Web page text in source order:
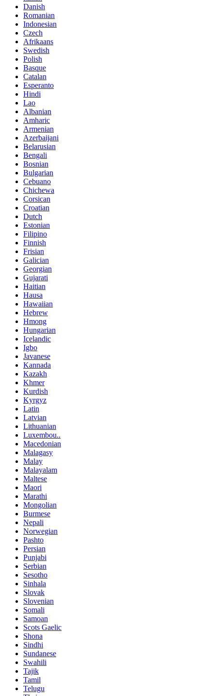
Danish
Romanian
Indonesian
Czech
Afrikaans
Swedish
Polish
Basque
Catalan
Esperanto
Hindi
Lao
Albanian
Amharic
Armenian
Azerbaijani
Belarusian
Bengali
Bosnian
Bulgarian
Cebuano
Chichewa
Corsican
Croatian
Dutch
Estonian
Filipino
Finnish
Frisian
Galician
Georgian
Gujarati
Haitian
Hausa
Hawaiian
Hebrew
Hmong
Hungarian
Icelandic
Igbo
Javanese
Kannada
Kazakh
Khmer
Kurdish
Kyrgyz
Latin
Latvian
Lithuanian
Luxembou..
Macedonian
Malagasy
Malay
Malayalam
Maltese
Maori
Marathi
Mongolian
Burmese
Nepali
Norwegian
Pashto
Persian
Punjabi
Serbian
Sesotho
Sinhala
Slovak
Slovenian
Somali
Samoan
Scots Gaelic
Shona
Sindhi
Sundanese
Swahili
Tajik
Tamil
Telugu